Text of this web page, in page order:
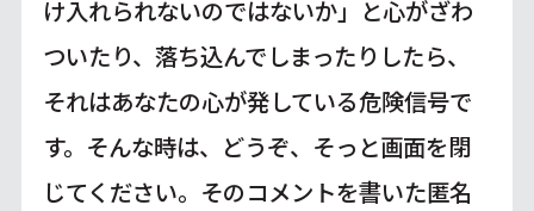
け入れられないのではないか」と心がざわ
ついたり、落ち込んでしまったりしたら、
それはあなたの心が発している危険信号で
す。そんな時は、どうぞ、そっと画面を閉
じてください。そのコメントを書いた匿名